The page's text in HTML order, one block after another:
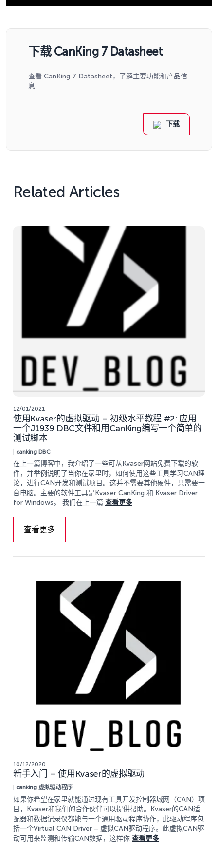
下载 CanKing 7 Datasheet
查看 CanKing 7 Datasheet，了解主要功能和产品信
息
下载
Related Articles
12/01/2021
使用Kvaser的虚拟驱动 – 初级水平教程 #2: 应用
一个J1939 DBC文件和用CanKing编写一个简单的
测试脚本
| canking DBC
在上一篇博客中，我介绍了一些可从Kvaser网站免费下载的软
件，并举例说明了当你在家里时，如何使用这些工具学习CAN理
论，进行CAN开发和测试项目。这并不需要其他硬件，只需要一
台电脑。主要的软件工具是Kvaser CanKing 和 Kvaser Driver
for Windows。 我们在上一篇 查看更多
查看更多
10/12/2020
新手入门 – 使用Kvaser的虚拟驱动
| canking 虚拟驱动程序
如果你希望在家里就能通过现有工具开发控制器域网（CAN）项
目，Kvaser和我们的合作伙伴可以提供帮助。Kvaser的CAN适
配器和数据记录仪都能与一个通用驱动程序协作，此驱动程序包
括一个Virtual CAN Driver – 虚拟CAN驱动程序。此虚拟CAN驱
动可用来监测和传输CAN数据，这样你 查看更多